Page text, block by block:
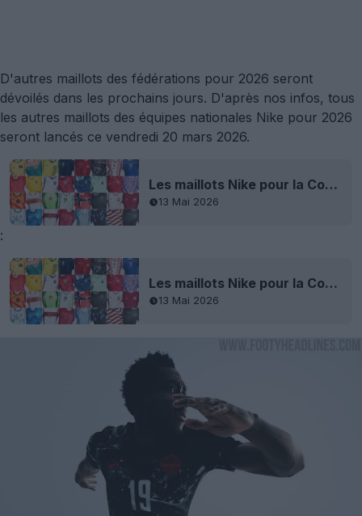
D'autres maillots des fédérations pour 2026 seront
dévoilés dans les prochains jours. D'après nos infos, tous
les autres maillots des équipes nationales Nike pour 2026
seront lancés ce vendredi 20 mars 2026.
Les maillots Nike pour la Coupe du monde 2026 et les équipes nationales sont dévoilés : 16 équipes et 32 maillots
13 Mai 2026
:
Les maillots Nike pour la Coupe du monde 2026 et les équipes nationales sont dévoilés : 16 équipes et 32 maillots
13 Mai 2026